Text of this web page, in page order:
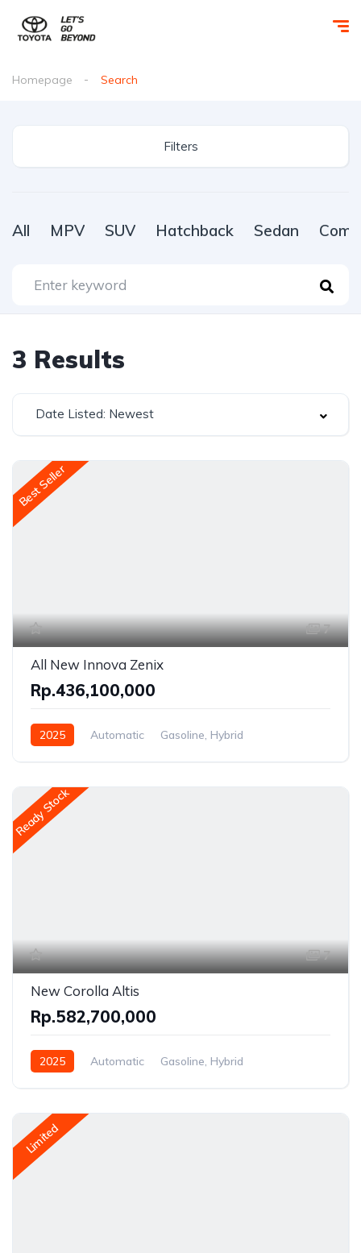
Homepage Search
Filters
All MPV SUV Hatchback Sedan
3 Results
Date Listed: Newest
Best Seller
7
All New Innova Zenix
Rp.436,100,000
2025 Automatic
Gasoline, Hybrid
Ready Stock
7
New Corolla Altis
Rp.582,700,000
2025 Automatic
Gasoline, Hybrid
Limited